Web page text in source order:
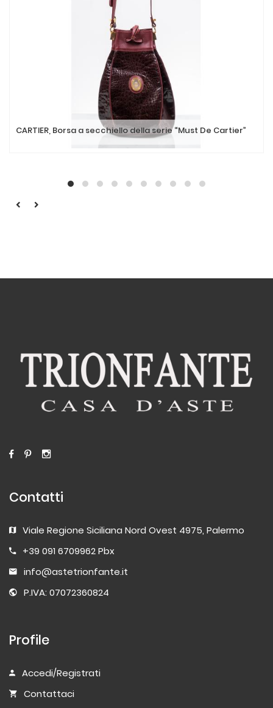
CARTIER, Borsa a secchiello della serie “Must De Cartier”
Contatti
Viale Regione Siciliana Nord Ovest 4975, Palermo
+39 091 6709962 Pbx
info@astetrionfante.it
P.IVA: 07072360824
Profile
Accedi/Registrati
Contattaci